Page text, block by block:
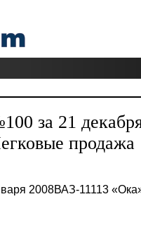
за 21
продажа
2008ВАЗ-11113